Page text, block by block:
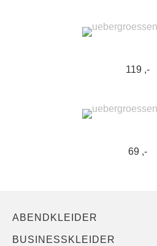
119 ,-
69 ,-
ABENDKLEIDER
BUSINESSKLEIDER